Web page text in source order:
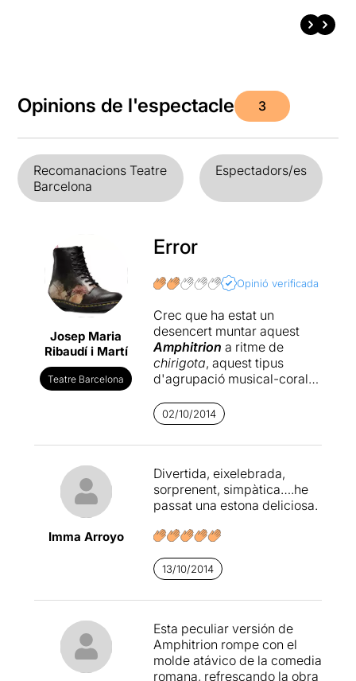
Opinions de l'espectacle 3
Recomanacions Teatre
Barcelona
Espectadors/es
Josep Maria
Ribaudí i Martí
Teatre Barcelona
Error
Opinió verificada
Crec que ha estat un
desencert muntar aquest
Amphitrion a ritme de
chirigota, aquest tipus
d'agrupació musical-coral
tanta tradició te a Andalusia.
L'esperit burlesc li ha restat
finezzai ha quedat força
queJosé M. Rocal'ha
dirigit malament; per qui li
agradi aquest tipus
fet la mar de bé. En salvo
musical a base de
percussió, tot i que a
vegades s'ajuntaven els
dels actors i s'organitzava
un batibull considerable. Tot
i així, part del públic s'ho ha
02/10/2014
Imma Arroyo
Divertida, eixelebrada,
sorprenent, simpàtica….he
passat una estona deliciosa.
13/10/2014
Esta peculiar versión de
Amphitrion rompe con el
molde atávico de la comedia
romana, refrescando la obra